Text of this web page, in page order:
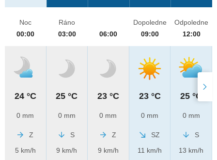
Noc
00:00
24 °C
0 mm
Z
5 km/h
Ráno
03:00
25 °C
0 mm
S
9 km/h
06:00
23 °C
0 mm
Z
9 km/h
Dopoledne
09:00
23 °C
0 mm
SZ
11 km/h
Odpoledne
12:00
25 °C
0 mm
S
13 km/h